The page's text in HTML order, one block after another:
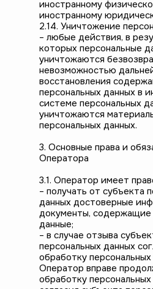
иностранному
иностранному
2.14. Уничтожение
– любые действия, в
которых персональные
уничтожаются
невозможностью
восстановления
персональных данных в
системе персональных
уничтожаются
персональных данных.
3. Основные права и
Оператора
3.1. Оператор имеет
– получать от субъекта
данных достоверные
документы, содержащие
данные;
– в случае отзыва
персональных данных
обработку
Оператор вправе
обработку